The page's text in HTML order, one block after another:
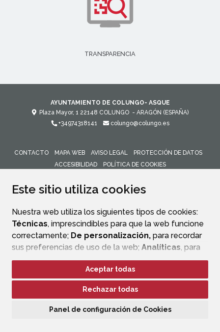
Este sitio utiliza cookies
Nuestra web utiliza los siguientes tipos de cookies:
Técnicas, imprescindibles para que la web funcione
correctamente; De personalización, para recordar
sus preferencias de uso de la web; Analíticas, para
mejorar el funcionamiento de la web y sus servicios.
Si acepta pulsando el botón“Aceptar todas”
consideramos que acepta su uso. Si pulsa el botón
ninguna acción, se guardarán las cookies técnicas
Aceptar todas
Rechazar todas
Panel de configuración de Cookies
TRANSPARENCIA
AYUNTAMIENTO DE COLUNGO- ASQUE
Plaza Mayor, 1 22148 COLUNGO - ARAGÓN (ESPAÑA)
+34974318141
colungo@colungo.es
CONTACTO MAPA WEB AVISO LEGAL
PROTECCIÓN DE DATOS
ACCESIBILIDAD
POLÍTICA DE COOKIES